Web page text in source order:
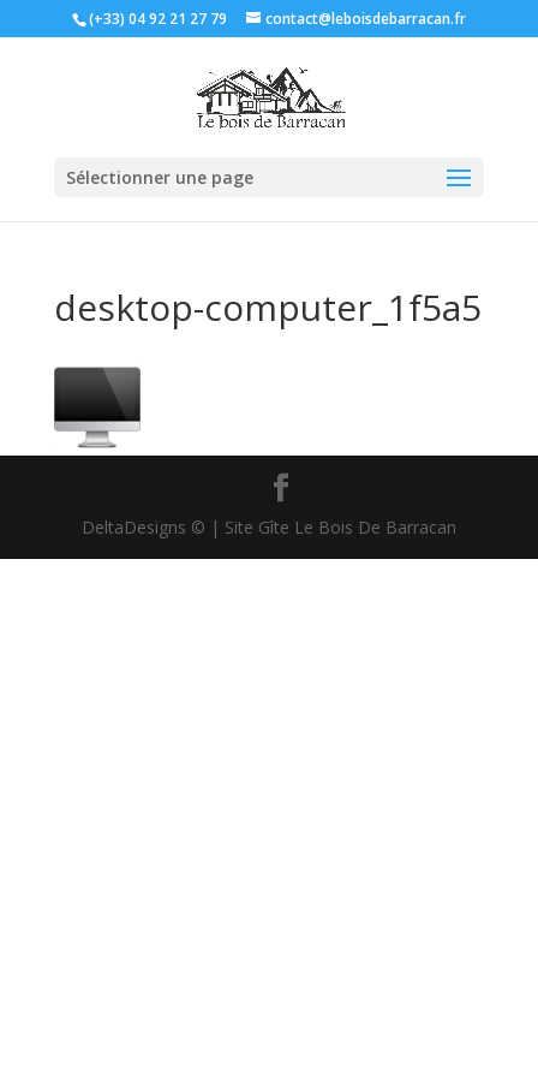
(+33) 04 92 21 27 79 contact@leboisdebarracan.fr
Sélectionner une page
desktop-computer_1f5a5
DeltaDesigns © | Site Gîte Le Bois De Barracan